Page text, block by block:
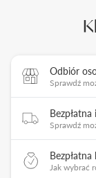
Odbiór
Sprawdź
Sprawdź
Jak wybrać